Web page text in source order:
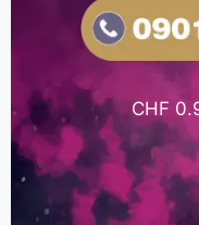
CHF